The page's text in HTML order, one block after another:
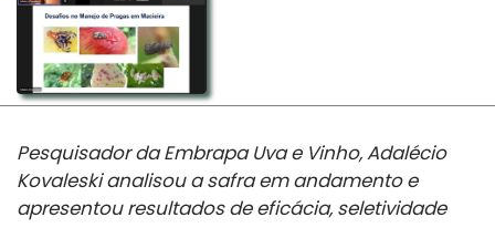
Pesquisador da Embrapa Uva e Vinho, Adalécio
Kovaleski analisou a safra em andamento e
apresentou resultados de eficácia, seletividade